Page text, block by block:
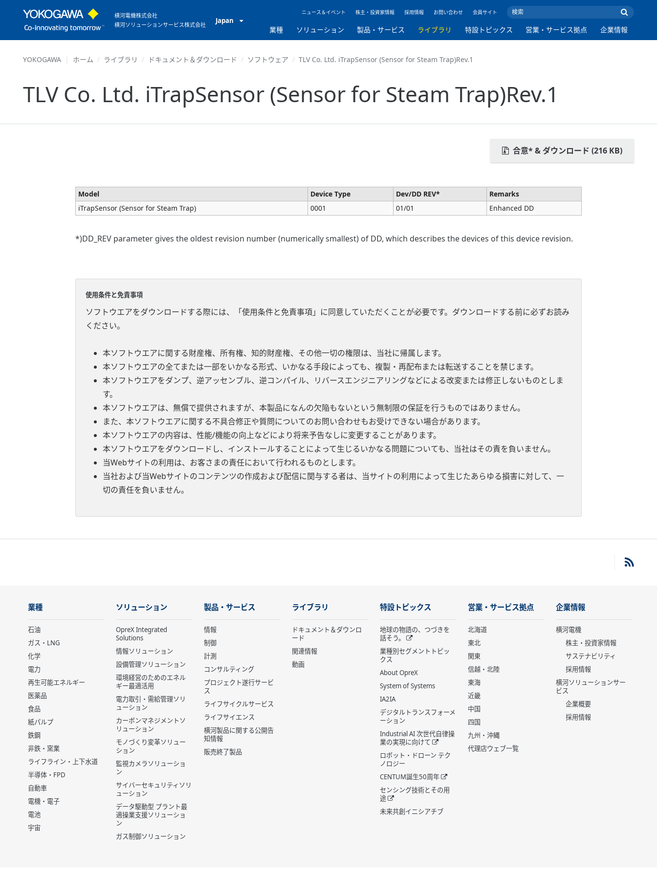
横河電機株式会社
横河ソリューションサービス株式会社
Japan
ニュース＆イベント 株主・投資家情報 採用情報 お問い合わせ 会員サイト
業種 ソリューション 製品・サービス ライブラリ 特設トピックス 営業・サービス拠点 企業情報
YOKOGAWA ホーム ライブラリ ドキュメント＆ダウンロード ソフトウェア TLV Co. Ltd. iTrapSensor (Sensor for Steam Trap)Rev.1
TLV Co. Ltd. iTrapSensor (Sensor for Steam Trap)Rev.1
合意* & ダウンロード (216 KB)
Model Device Type Dev/DD REV*
Remarks
iTrapSensor (Sensor for Steam Trap)
0001 01/01 Enhanced DD
*)DD_REV parameter gives the oldest revision number (numerically smallest) of DD, which describes the devices of this device revision.
使用条件と免責事項
ソフトウエアをダウンロードする際には、「使用条件と免責事項」に同意していただくことが必要です。ダウンロードする前に必ずお読み
ください。
本ソフトウエアに関する財産権、所有権、知的財産権、その他一切の権限は、当社に帰属します。
本ソフトウエアの全てまたは一部をいかなる形式、いかなる手段によっても、複製・再配布または転送することを禁じます。
本ソフトウエアをダンプ、逆アッセンブル、逆コンパイル、リバースエンジニアリングなどによる改変または修正しないものとしま
す。
本ソフトウエアは、無償で提供されますが、本製品になんの欠陥もないという無制限の保証を行うものではありません。
また、本ソフトウエアに関する不具合修正や質問についてのお問い合わせもお受けできない場合があります。
本ソフトウエアの内容は、性能/機能の向上などにより将来予告なしに変更することがあります。
本ソフトウエアをダウンロードし、インストールすることによって生じるいかなる問題についても、当社はその責を負いません。
当Webサイトの利用は、お客さまの責任において行われるものとします。
当社および当Webサイトのコンテンツの作成および配信に関与する者は、当サイトの利用によって生じたあらゆる損害に対して、一
切の責任を負いません。
業種
石油
ガス・LNG
化学
電力
再生可能エネルギー
医薬品
食品
紙パルプ
鉄鋼
非鉄・窯業
ライフライン・上下水道
半導体・FPD
自動車
電機・電子
電池
宇宙
ソリューション
OpreX Integrated
Solutions
情報ソリューション
設備管理ソリューション
環境経営のためのエネル
ギー最適活用
電力取引・需給管理ソリ
ューション
カーボンマネジメントソ
リューション
モノづくり変革ソリュー
ション
監視カメラソリューショ
ン
サイバーセキュリティソリ
ューション
データ駆動型 プラント最
適操業支援ソリューショ
ン
ガス制御ソリューション
製品・サービス
情報
制御
計測
コンサルティング
プロジェクト遂行サービ
ス
ライフサイクルサービス
ライフサイエンス
横河製品に関する公開告
知情報
販売終了製品
ライブラリ
ドキュメント＆ダウンロ
ード
関連情報
動画
特設トピックス
地球の物語の、つづきを
話そう。
業種別セグメントトピッ
クス
About OpreX
System of Systems
IA2IA
デジタルトランスフォーメ
ーション
Industrial AI 次世代自律操
業の実現に向けて
ロボット・ドローン テク
ノロジー
CENTUM誕生50周年
センシング技術とその用
途
未来共創イニシアチブ
営業・サービス拠点
北海道
東北
関東
信越・北陸
東海
近畿
中国
四国
九州・沖縄
代理店ウェブ一覧
企業情報
横河電機
株主・投資家情報
サステナビリティ
採用情報
横河ソリューションサー
ビス
企業概要
採用情報